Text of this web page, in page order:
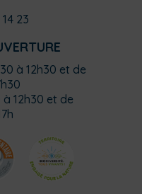
23
à 12h30 et de
12h30 et de